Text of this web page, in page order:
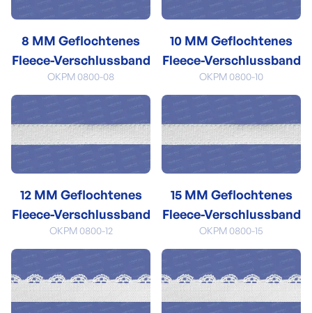
8 MM Geflochtenes
Fleece-Verschlussband
OKPM 0800-08
10 MM Geflochtenes
Fleece-Verschlussband
OKPM 0800-10
12 MM Geflochtenes
Fleece-Verschlussband
OKPM 0800-12
15 MM Geflochtenes
Fleece-Verschlussband
OKPM 0800-15